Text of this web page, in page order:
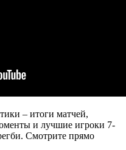
– итоги матчей,
и лучшие игроки 7-
Смотрите прямо